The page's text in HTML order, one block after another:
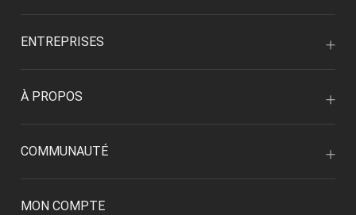
ENTREPRISES
À PROPOS
COMMUNAUTÉ
MON COMPTE